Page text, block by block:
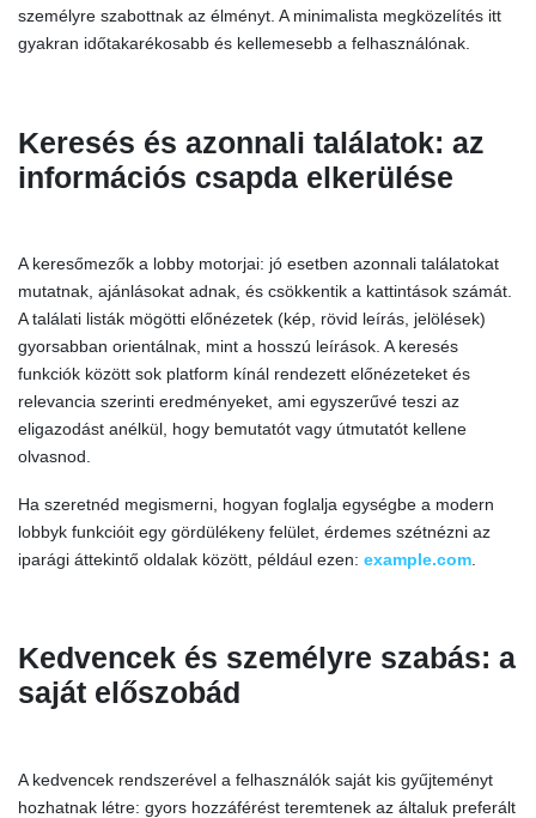
személyre szabottnak az élményt. A minimalista megközelítés itt
gyakran időtakarékosabb és kellemesebb a felhasználónak.
Keresés és azonnali találatok: az
információs csapda elkerülése
A keresőmezők a lobby motorjai: jó esetben azonnali találatokat
mutatnak, ajánlásokat adnak, és csökkentik a kattintások számát.
A találati listák mögötti előnézetek (kép, rövid leírás, jelölések)
gyorsabban orientálnak, mint a hosszú leírások. A keresés
funkciók között sok platform kínál rendezett előnézeteket és
relevancia szerinti eredményeket, ami egyszerűvé teszi az
eligazodást anélkül, hogy bemutatót vagy útmutatót kellene
olvasnod.
Ha szeretnéd megismerni, hogyan foglalja egységbe a modern
lobbyk funkcióit egy gördülékeny felület, érdemes szétnézni az
iparági áttekintő oldalak között, például ezen: example.com
Kedvencek és személyre szabás: a
saját előszobád
A kedvencek rendszerével a felhasználók saját kis gyűjteményt
hozhatnak létre: gyors hozzáférést teremtenek az általuk preferált